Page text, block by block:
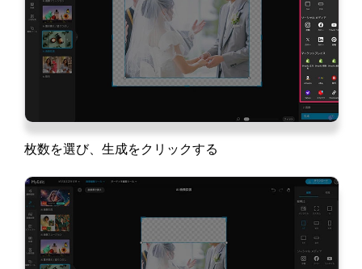
枚数を選び、生成をクリックする